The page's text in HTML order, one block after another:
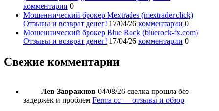
комментарии 0
Мошеннический брокер Mextrades (mextrader.click)
Отзывы и возврат денег! 17/04/26 комментарии 0
Мошеннический брокер Blue Rock (bluerock-fx.com)
Отзывы и возврат денег! 17/04/26 комментарии 0
Свежие комментарии
Лев Завражнов 04/08/26 сделка прошла без
задержек и проблем Ferma cc — отзывы и обзор